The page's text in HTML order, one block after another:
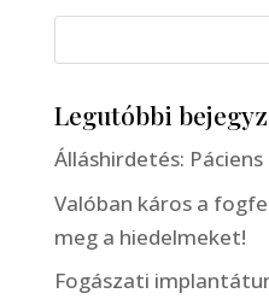
Legutóbbi
Álláshirdetés:
Valóban káros a
meg a hiedelmeket!
Fogászati